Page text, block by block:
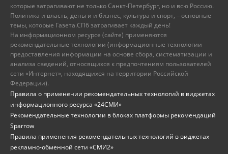
которые затрагивают не только Санкт-Петербург, но и всю Россию.
Политика и власть, деньги и бизнес, культура и спорт, – основные
темы, которые Газета.СПб затрагивает каждый день!
На информационном ресурсе (сайте) применяются
рекомендательные технологии (информационные технологии
предоставления информации на основе сбора, систематизации и
анализа сведений, относящихся к предпочтениям пользователей
сети «Интернет», находящихся на территории Российской
Федерации).
Правила о применении рекомендательных технологий в виджетах
информационного ресурса «24СМИ»
Рекомендательные технологии в блоках платформы рекомендаций
Sparrow
Правила применения рекомендательных технологий в виджетах
рекламно-обменной сети «СМИ2»